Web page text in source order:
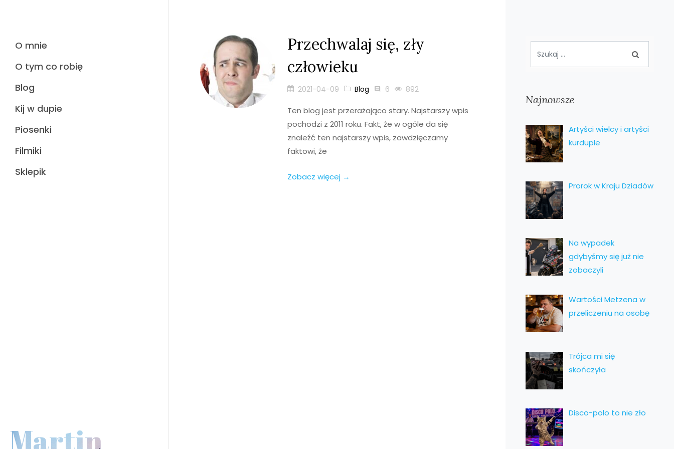
O mnie
O tym co robię
Blog
Kij w dupie
Piosenki
Filmiki
Sklepik
Martin
Przechwalaj się, zły
człowieku
2021-04-09 Blog 6 892
Ten blog jest przerażająco stary. Najstarszy wpis
pochodzi z 2011 roku. Fakt, że w ogóle da się
znaleźć ten najstarszy wpis, zawdzięczamy
faktowi, że
Zobacz więcej →
Najnowsze
Artyści wielcy i artyści
kurduple
Prorok w Kraju Dziadów
Na wypadek
gdybyśmy się już nie
zobaczyli
Wartości Metzena w
przeliczeniu na osobę
Trójca mi się
skończyła
Disco-polo to nie zło